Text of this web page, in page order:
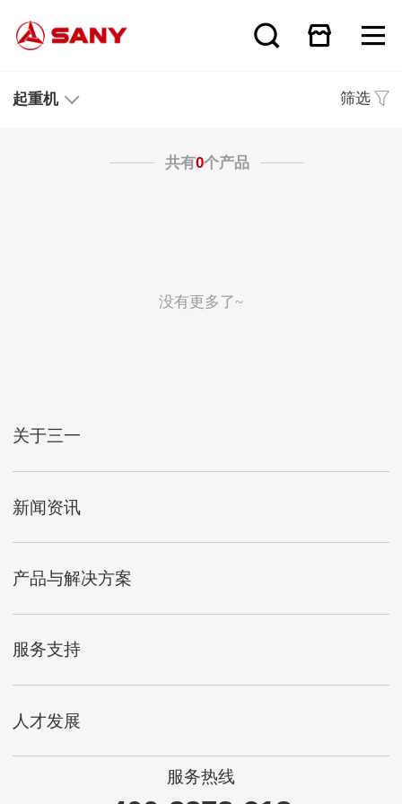
起重机 筛选
共有0个产品
没有更多了~
关于三一
新闻资讯
产品与解决方案
服务支持
人才发展
服务热线